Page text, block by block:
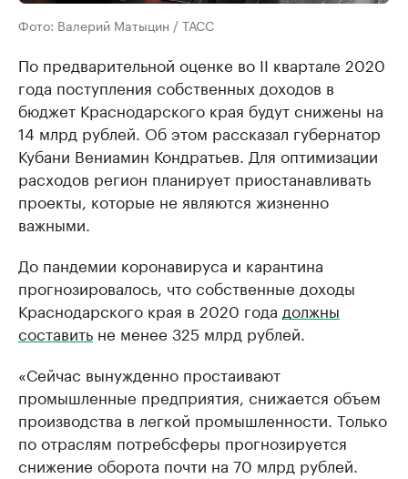
Фото: Валерий Матыцин / ТАСС
По предварительной оценке во II квартале 2020
года поступления собственных доходов в
бюджет Краснодарского края будут снижены на
14 млрд рублей. Об этом рассказал губернатор
Кубани Вениамин Кондратьев. Для оптимизации
расходов регион планирует приостанавливать
проекты, которые не являются жизненно
важными.
До пандемии коронавируса и карантина
прогнозировалось, что собственные доходы
Краснодарского края в 2020 года должны
составить не менее 325 млрд рублей.
«Сейчас вынужденно простаивают
промышленные предприятия, снижается объем
производства в легкой промышленности. Только
по отраслям потребсферы прогнозируется
снижение оборота почти на 70 млрд рублей.